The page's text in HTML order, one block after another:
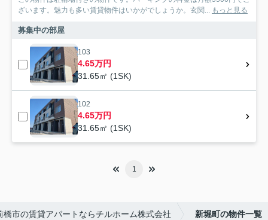
ざいます。魅力も多い賃貸物件はいかがでしょうか。玄関... もっと見る
募集中の部屋
103
4.65万円
31.65㎡ (1SK)
102
4.65万円
31.65㎡ (1SK)
1
橋市の賃貸アパートならチルホーム株式会社 新堀町の物件一覧